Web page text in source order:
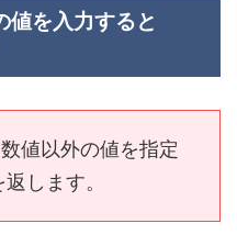
値を入力すると
値以外の値を指定
返します。